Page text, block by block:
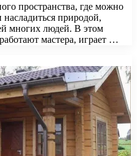
пространства, где можно
насладиться природой,
многих людей. В этом
мастера, играет …